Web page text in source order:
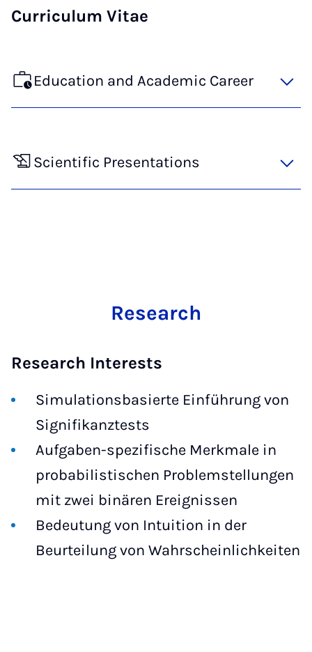
Curriculum Vitae
Education and Academic Career
Scientific Presentations
Research
Research Interests
Simulationsbasierte Einführung von
Signifikanztests
Aufgaben-spezifische Merkmale in
probabilistischen Problemstellungen
mit zwei binären Ereignissen
Bedeutung von Intuition in der
Beurteilung von Wahrscheinlichkeiten